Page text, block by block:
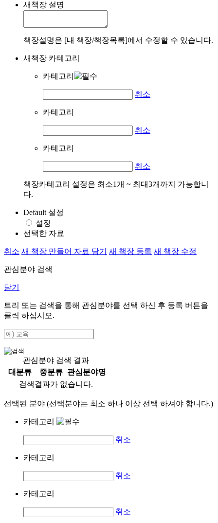
새책장 설명
책장설명은 [내 책장/책장목록]에서 수정할 수 있습니다.
새책장 카테고리
카테고리
취소
카테고리
취소
카테고리
취소
책장카테고리 설정은 최소1개 ~ 최대3개까지 가능합니
다.
Default 설정
설정
선택한 자료
취소 새 책장 만들어 자료 담기 새 책장 등록 새 책장 수정
관심분야 검색
닫기
트리 또는 검색을 통해 관심분야를 선택 하신 후 등록 버튼을
클릭 하십시오.
관심분야 검색 결과
대분류
중분류
관심분야명
검색결과가 없습니다.
선택된 분야 (선택분야는 최소 하나 이상 선택 하셔야 합니다.)
카테고리
취소
카테고리
취소
카테고리
취소